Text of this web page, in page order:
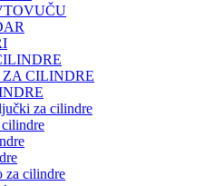
CILINDRE
za cilindre
za cilindre